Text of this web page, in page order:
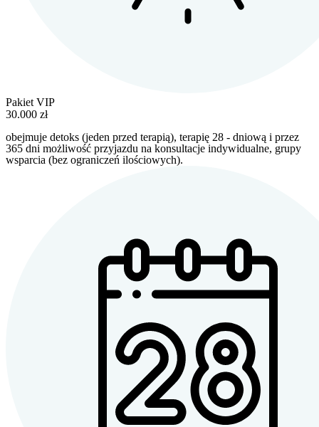
Pakiet VIP
30.000 zł
obejmuje detoks (jeden przed terapią), terapię 28 - dniową i przez
365 dni możliwość przyjazdu na konsultacje indywidualne, grupy
wsparcia (bez ograniczeń ilościowych).